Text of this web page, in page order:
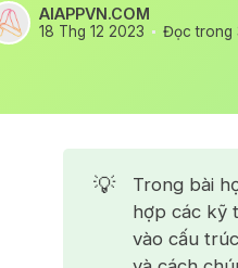
AIAPPVN.COM
18 Thg 12 2023 Đọc trong
💡 Trong bài
hợp các kỹ
vào cấu